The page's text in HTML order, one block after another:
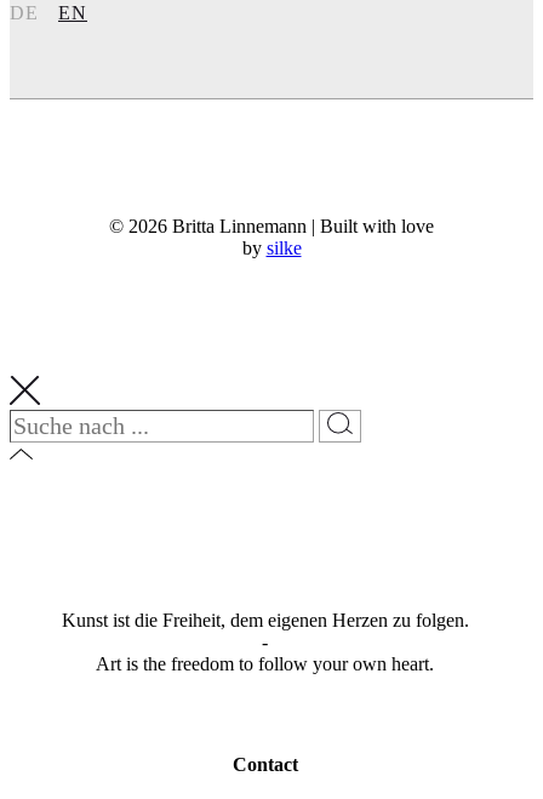
DE EN
© 2026 Britta Linnemann | Built with love
by silke
Kunst ist die Freiheit, dem eigenen Herzen zu folgen.
-
Art is the freedom to follow your own heart.
Contact